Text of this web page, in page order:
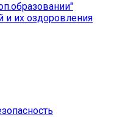
и их оздоровления